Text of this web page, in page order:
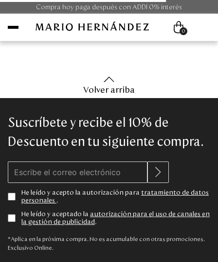
Compra hoy paga después con ADDI 0% interés
Hombre
Unisex
Colecciones
Outlet
Disney
0
Volver arriba
Suscríbete y recibe el 10% de
Descuento en tu siguiente compra.
He leído y acepto la autorización para tratamiento de datos
personales .
He leído y aceptado la autorización para el uso de canales en
la gestión de publicidad .
*Aplica en la próxima compra. No es acumulable con otras promociones.
Exclusivo Online.